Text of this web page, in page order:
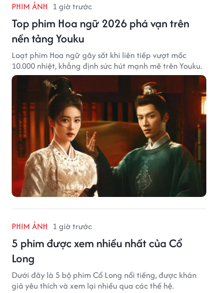
PHIM ẢNH 1 giờ trước
Top phim Hoa ngữ 2026 phá vạn trên
nền tảng Youku
Loạt phim Hoa ngữ gây sốt khi liên tiếp vượt mốc
10.000 nhiệt, khẳng định sức hút mạnh mẽ trên Youku.
PHIM ẢNH 1 giờ trước
5 phim được xem nhiều nhất của Cổ
Long
Dưới đây là 5 bộ phim Cổ Long nổi tiếng, được khán
giả yêu thích và xem lại nhiều qua các thế hệ.